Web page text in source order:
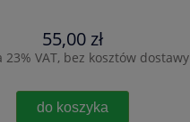
55,00 zł
23% VAT, bez kosztów dostawy
do koszyka